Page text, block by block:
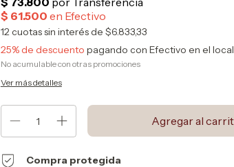
12cuotas sin interés de $6.833,33
25% de descuento pagando con Efectivo en el local
No acumulable con otras promociones
Ver más detalles
Compra protegida